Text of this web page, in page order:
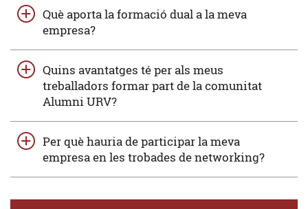
Què aporta la formació dual a la meva
empresa?
Quins avantatges té per als meus
treballadors formar part de la comunitat
Alumni URV?
Per què hauria de participar la meva
empresa en les trobades de networking?